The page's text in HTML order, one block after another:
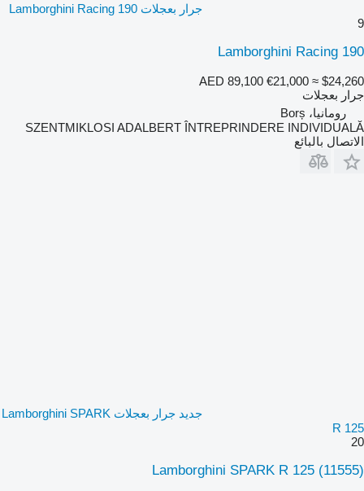
جرار بعجلات Lamborghini Racing 190
9
Lamborghini Racing 190
AED 89,100 €21,000 ≈ $24,260
جرار بعجلات
رومانيا، Borș
SZENTMIKLOSI ADALBERT ÎNTREPRINDERE INDIVIDUALĂ
الاتصال بالبائع
جديد جرار بعجلات Lamborghini SPARK
R 125
20
Lamborghini SPARK R 125 (11555)